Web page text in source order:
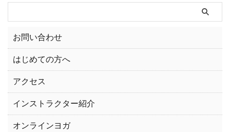
お問い合わせ
はじめての方へ
アクセス
インストラクター紹介
オンラインヨガ